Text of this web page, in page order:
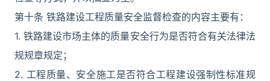
第十条 铁路建设工程质量安全监督检查的内容主要有：
1. 铁路建设市场主体的质量安全行为是否符合有关法律法
规规章规定；
2. 工程质量、安全施工是否符合工程建设强制性标准规